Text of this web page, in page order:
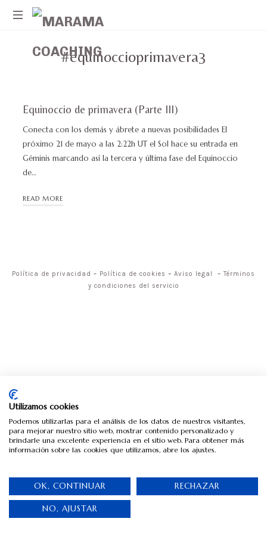
MARAMA
COACHING
a
momentos
de
crisis
#equinoccioprimavera3
Equinoccio de primavera (Parte III)
Conecta con los demás y ábrete a nuevas posibilidades El
próximo 21 de mayo a las 2:22h UT el Sol hace su entrada en
Géminis marcando así la tercera y última fase del Equinoccio
de…
READ MORE
Política de privacidad – Política de cookies – Aviso legal –Términos
y condiciones del servicio
Utilizamos cookies
Podemos utilizarlas para el análisis de los datos de nuestros visitantes,
para mejorar nuestro sitio web, mostrar contenido personalizado y
brindarle una excelente experiencia en el sitio web. Para obtener más
información sobre las cookies que utilizamos, abre los ajustes.
OK, CONTINUAR RECHAZAR
NO, AJUSTAR